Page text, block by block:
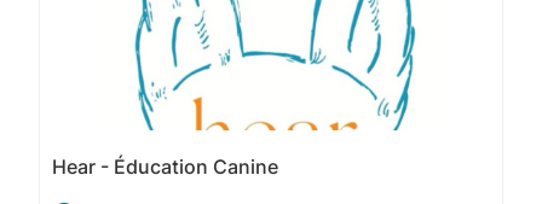
Hear - Éducation Canine